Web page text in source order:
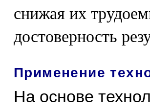
снижая их
достоверность
Применение
На основе